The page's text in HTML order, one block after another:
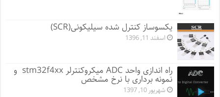
یکسوساز کنترل شده سیلیکونی(SCR)
اسفند 11, 1396
راه اندازی واحد ADC میکروکنترلر stm32f4xx و
نمونه برداری با نرخ مشخص
شهریور 10, 1397